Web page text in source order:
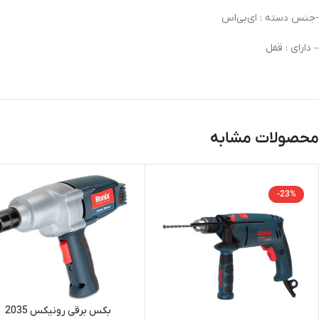
-جنس دسته : ای‌بی‌اس
– دارای : قفل
محصولات مشابه
-23%
بکس برقی رونیکس 2035